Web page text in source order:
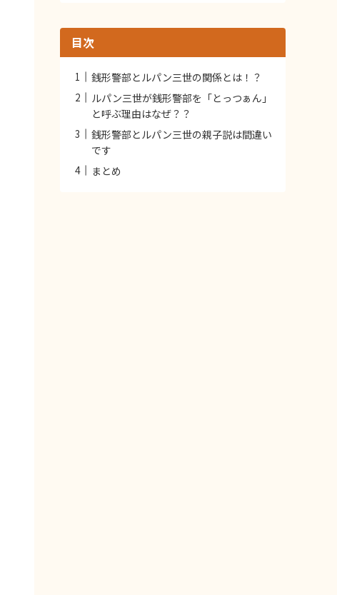
目次
銭形警部とルパン三世の関係とは！？
ルパン三世が銭形警部を「とっつぁん」
と呼ぶ理由はなぜ？？
銭形警部とルパン三世の親子説は間違い
です
まとめ